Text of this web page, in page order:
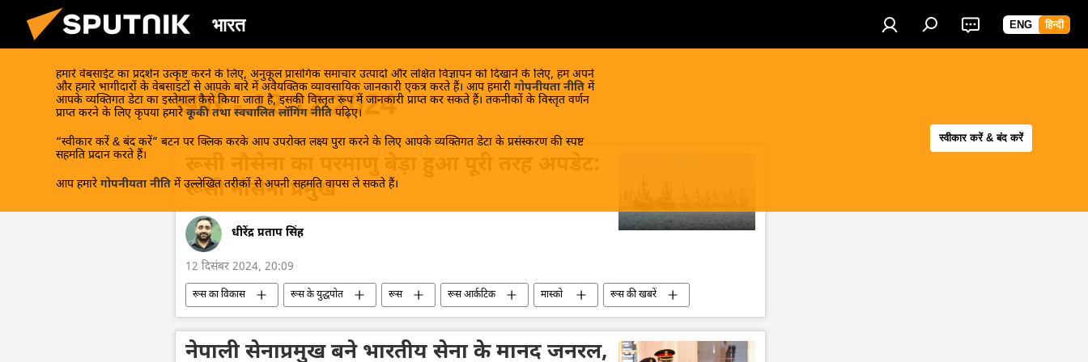
भारत ENG हिन्दी
हमारे वेबसाईट का प्रदर्शन उत्कृष्ट करने के लिए, अनुकूल प्रासंगिक समाचार उत्पादों और लक्षित विज्ञापन को दिखाने के लिए, हम अपने
और हमारे भागीदारों के वेबसाइटों से आपके बारे में अवैयक्तिक व्यावसायिक जानकारी एकत्र करते हैं। आप हमारी गोपनीयता नीति में
आपके व्यक्तिगत डेटा का इस्तेमाल कैसे किया जाता है, इसकी विस्तृत रूप में जानकारी प्राप्त कर सकते हैं। तकनीकों के विस्तृत वर्णन
प्राप्त करने के लिए कृपया हमारे कूकी तथा स्वचालित लॉगिंग नीति पढ़िए।
“स्वीकार करें & बंद करें” बटन पर क्लिक करके आप उपरोक्त लक्ष्य पुरा करने के लिए आपके व्यक्तिगत डेटा के प्रसंस्करण की स्पष्ट
सहमति प्रदान करते हैं।
आप हमारे गोपनीयता नीति में उल्लेखित तरीकों से अपनी सहमति वापस ले सकते हैं।
स्वीकार करें & बंद करें
खबरें - 12.12.2024
रूसी नौसेना प्रमुख
धीरेंद्र प्रताप सिंह
12 दिसंबर 2024, 20:09
रूस का विकास रूस के युद्धपोत रूस रूस आर्कटिक मास्को
रूस की खबरें
अमेरिका
सामूहिक पश्चिम नाटो रूसी नौसेना परमाणु हथियार आर्कटिक
नेपाली सेनाप्रमुख बने भारतीय सेना के मानद जनरल,